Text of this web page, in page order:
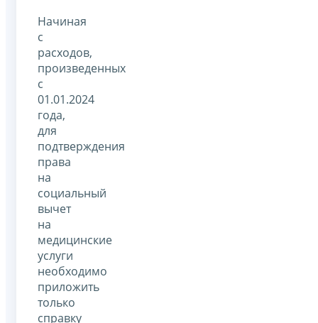
Начиная
с
расходов,
произведенных
с
01.01.2024
года,
для
подтверждения
права
на
социальный
вычет
на
медицинские
услуги
необходимо
приложить
только
справку